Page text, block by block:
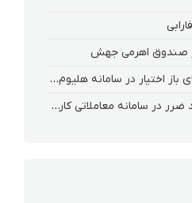
صندوق اهرمی جهش
نحوه‌ مشاهده‌ موقعیت‌های باز اختیار در سامانه هلیوم و نکست
نحوه تعیین حد سود و حد ضرر در سامانه معاملاتی کارگزاری فارابی